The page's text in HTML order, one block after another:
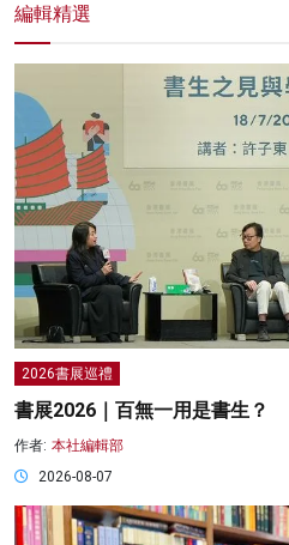
編輯精選
2026書展巡禮
書展2026｜百無一用是書生？
作者: 本社編輯部
2026-08-07